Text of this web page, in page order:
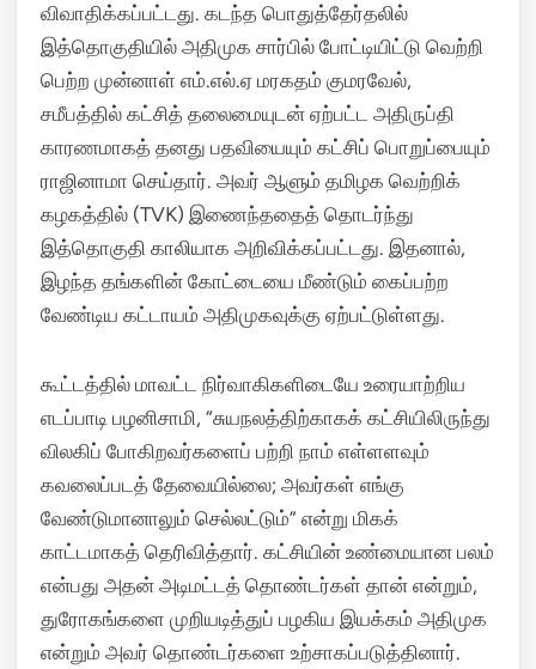
விவாதிக்கப்பட்டது. கடந்த பொதுத்தேர்தலில்
இத்தொகுதியில் அதிமுக சார்பில் போட்டியிட்டு வெற்றி
பெற்ற முன்னாள் எம்.எல்.ஏ மரகதம் குமரவேல்,
சமீபத்தில் கட்சித் தலைமையுடன் ஏற்பட்ட அதிருப்தி
காரணமாகத் தனது பதவியையும் கட்சிப் பொறுப்பையும்
ராஜினாமா செய்தார். அவர் ஆளும் தமிழக வெற்றிக்
கழகத்தில் (TVK) இணைந்ததைத் தொடர்ந்து
இத்தொகுதி காலியாக அறிவிக்கப்பட்டது. இதனால்,
இழந்த தங்களின் கோட்டையை மீண்டும் கைப்பற்ற
வேண்டிய கட்டாயம் அதிமுகவுக்கு ஏற்பட்டுள்ளது.
கூட்டத்தில் மாவட்ட நிர்வாகிகளிடையே உரையாற்றிய
எடப்பாடி பழனிசாமி, “சுயநலத்திற்காகக் கட்சியிலிருந்து
விலகிப் போகிறவர்களைப் பற்றி நாம் எள்ளளவும்
கவலைப்படத் தேவையில்லை; அவர்கள் எங்கு
வேண்டுமானாலும் செல்லட்டும்” என்று மிகக்
காட்டமாகத் தெரிவித்தார். கட்சியின் உண்மையான பலம்
என்பது அதன் அடிமட்டத் தொண்டர்கள் தான் என்றும்,
துரோகங்களை முறியடித்துப் பழகிய இயக்கம் அதிமுக
என்றும் அவர் தொண்டர்களை உற்சாகப்படுத்தினார்.